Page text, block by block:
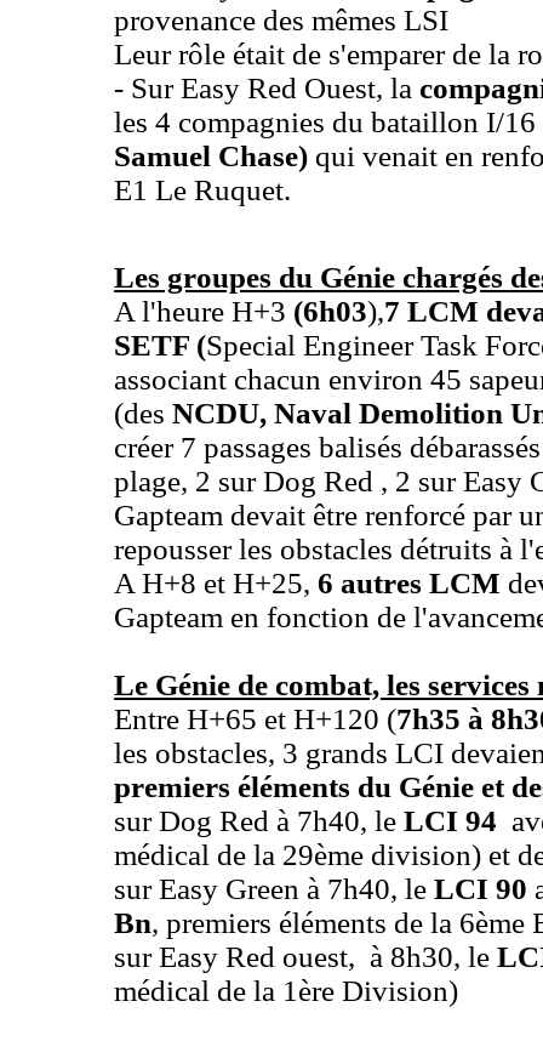
provenance des mêmes LSI
Leur rôle était de s'emparer de la
- Sur Easy Red Ouest, la
les 4 compagnies du bataillon I/16
Samuel Chase) qui venait en
E1 Le Ruquet.
Les groupes du Génie chargés
A l'heure H+3 (6h03),7 LCM
SETF (Special Engineer Task
associant chacun environ 45
(des NCDU, Naval Demolition
créer 7 passages balisés
plage, 2 sur Dog Red , 2 sur Easy
Gapteam devait être renforcé par
repousser les obstacles détruits à
A H+8 et H+25, 6 autres LCM
Gapteam en fonction de
Le Génie de combat, les services
Entre H+65 et H+120 (7h35 à
les obstacles, 3 grands LCI
premiers éléments du Génie et
sur Dog Red à 7h40, le LCI 94
médical de la 29ème division) et
sur Easy Green à 7h40, le LCI 90
Bn, premiers éléments de la
sur Easy Red ouest, à 8h30, le
médical de la 1ère Division)